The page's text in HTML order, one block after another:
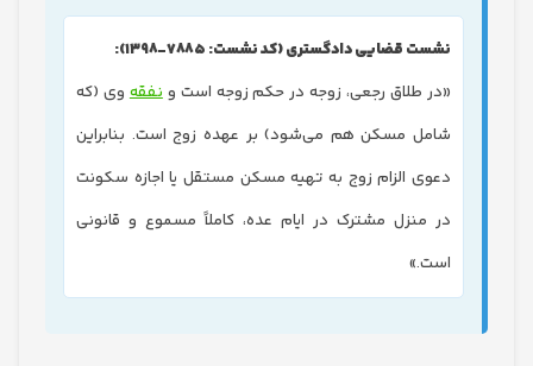
نشست قضایی دادگستری (کد نشست: ۷۸۸۵-۱۳۹۸):
«در طلاق رجعی، زوجه در حکم زوجه است ونفقهوی (که
شامل مسکن هم می‌شود) بر عهده زوج است. بنابراین
دعوی الزام زوج به تهیه مسکن مستقل یا اجازه سکونت
در منزل مشترک در ایام عده، کاملاً مسموع و قانونی